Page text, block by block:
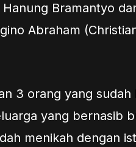
Bramantyo
Abraham
3 orang yang
yang bernasib
menikah dengan